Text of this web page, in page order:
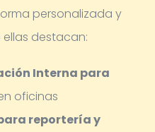
personalizada y
ellas destacan:
Interna para
oficinas
reportería y